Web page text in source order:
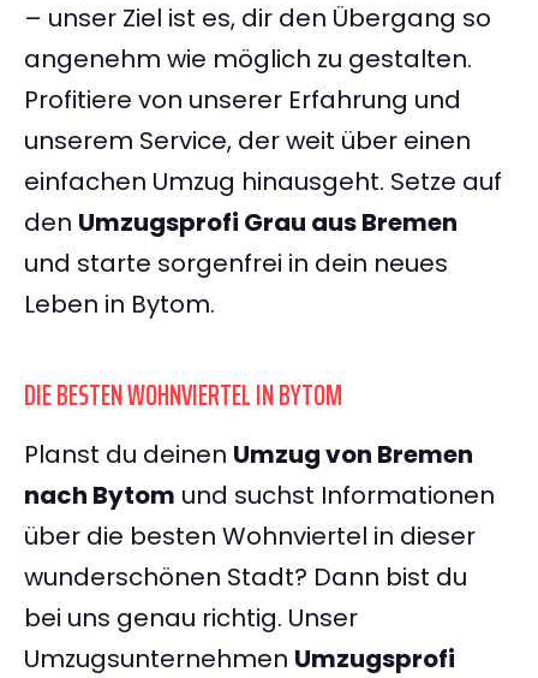
– unser Ziel ist es, dir den Übergang so
angenehm wie möglich zu gestalten.
Profitiere von unserer Erfahrung und
unserem Service, der weit über einen
einfachen Umzug hinausgeht. Setze auf
den Umzugsprofi Grau aus Bremen
und starte sorgenfrei in dein neues
Leben in Bytom.
DIE BESTEN WOHNVIERTEL IN BYTOM
Planst du deinen Umzug von Bremen
nach Bytom und suchst Informationen
über die besten Wohnviertel in dieser
wunderschönen Stadt? Dann bist du
bei uns genau richtig. Unser
Umzugsunternehmen Umzugsprofi